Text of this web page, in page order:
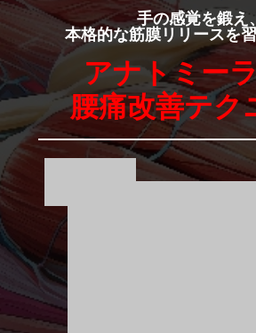
手の感覚を鍛え
本格的な筋膜リリースを
アナトミー
腰痛改善テク